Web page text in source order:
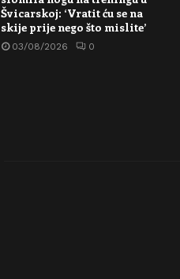
Švicarskoj: ‘Vratit ću se na
skije prije nego što mislite’
03/08/2026 0